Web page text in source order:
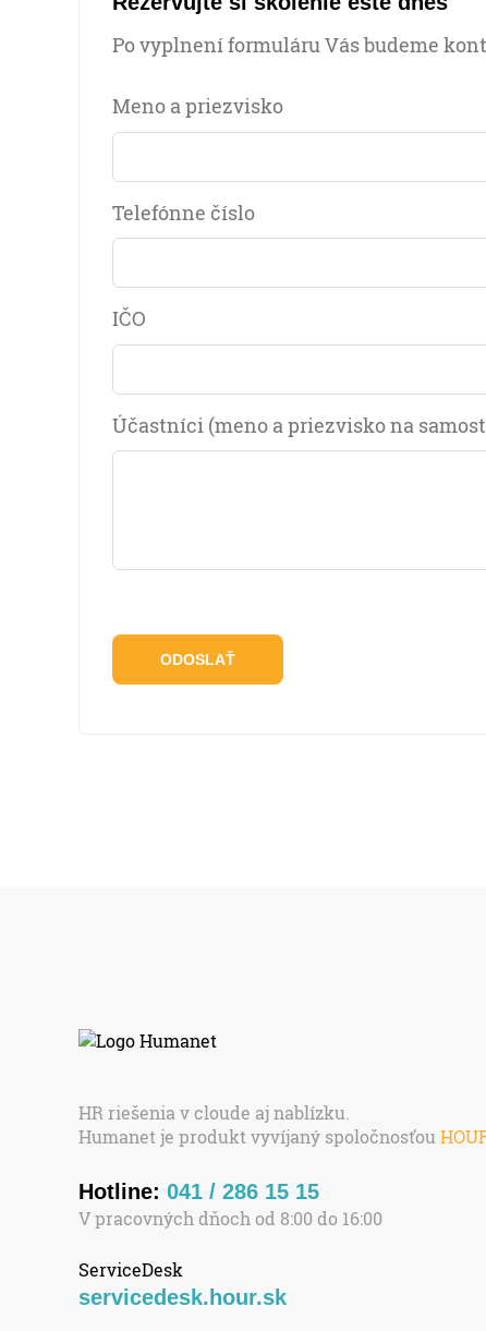
Po vyplnení formuláru Vás budeme
Meno a priezvisko
Telefónne číslo
IČO
Účastníci (meno a priezvisko na
HR riešenia v cloude aj nablízku.
Humanet je produkt vyvíjaný spoločnosťou
Hotline: 041 / 286 15 15
V pracovných dňoch od 8:00 do 16:00
ServiceDesk
servicedesk.hour.sk